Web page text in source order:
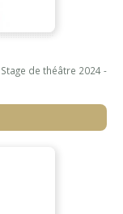
de théâtre 2024 -